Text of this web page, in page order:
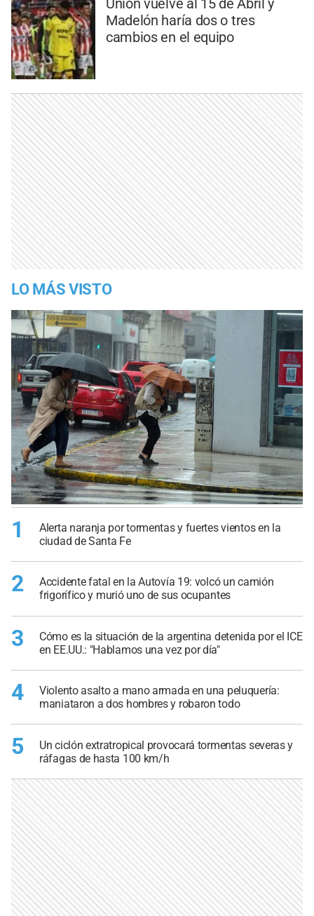
Madelón haría dos o tres
cambios en el equipo
LO MÁS VISTO
1
Alerta naranja por tormentas y fuertes vientos en la
ciudad de Santa Fe
2
Accidente fatal en la Autovía 19: volcó un camión
frigorífico y murió uno de sus ocupantes
3
Cómo es la situación de la argentina detenida por el ICE
en EE.UU.: "Hablamos una vez por día"
4
Violento asalto a mano armada en una peluquería:
maniataron a dos hombres y robaron todo
5
Un ciclón extratropical provocará tormentas severas y
ráfagas de hasta 100 km/h